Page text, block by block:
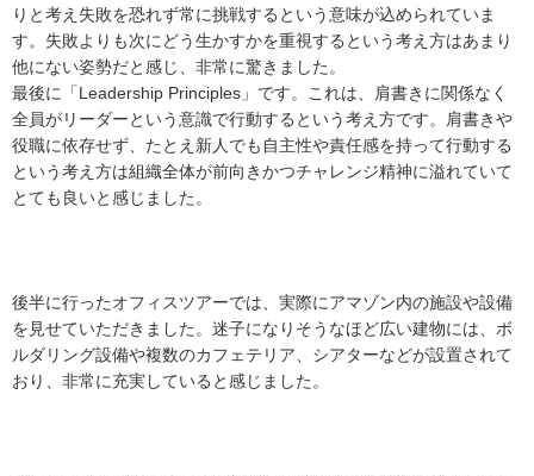
りと考え失敗を恐れず常に挑戦するという意味が込められていま
す。失敗よりも次にどう生かすかを重視するという考え方はあまり
他にない姿勢だと感じ、非常に驚きました。
最後に「Leadership Principles」です。これは、肩書きに関係なく
全員がリーダーという意識で行動するという考え方です。肩書きや
役職に依存せず、たとえ新人でも自主性や責任感を持って行動する
という考え方は組織全体が前向きかつチャレンジ精神に溢れていて
とても良いと感じました。
後半に行ったオフィスツアーでは、実際にアマゾン内の施設や設備
を見せていただきました。迷子になりそうなほど広い建物には、ボ
ルダリング設備や複数のカフェテリア、シアターなどが設置されて
おり、非常に充実していると感じました。